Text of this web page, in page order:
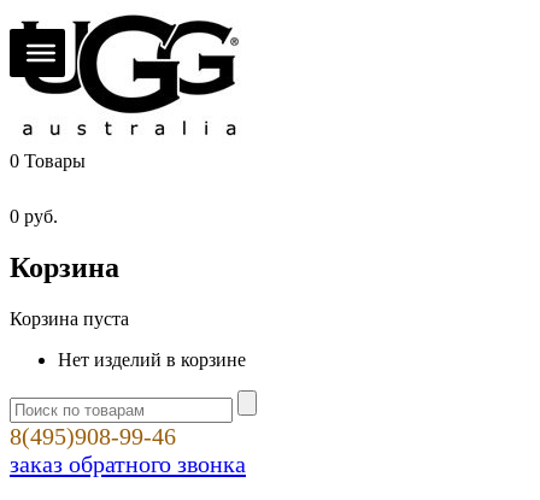
0 Товары
0 руб.
Корзина
Корзина пуста
Нет изделий в корзине
8(495)908-99-46
заказ обратного звонка